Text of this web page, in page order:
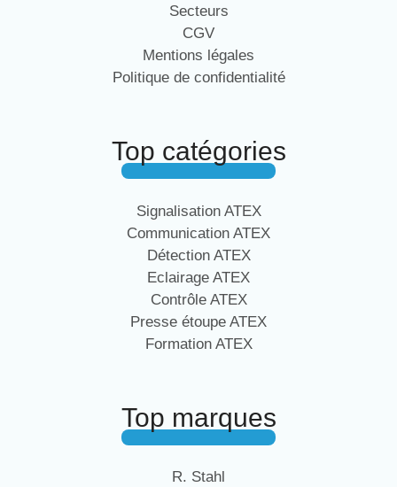
Secteurs
CGV
Mentions légales
Politique de confidentialité
Top catégories
Signalisation ATEX
Communication ATEX
Détection ATEX
Eclairage ATEX
Contrôle ATEX
Presse étoupe ATEX
Formation ATEX
Top marques
R. Stahl